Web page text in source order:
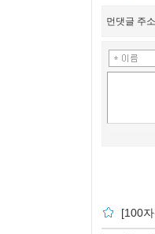
먼댓글 주
[100